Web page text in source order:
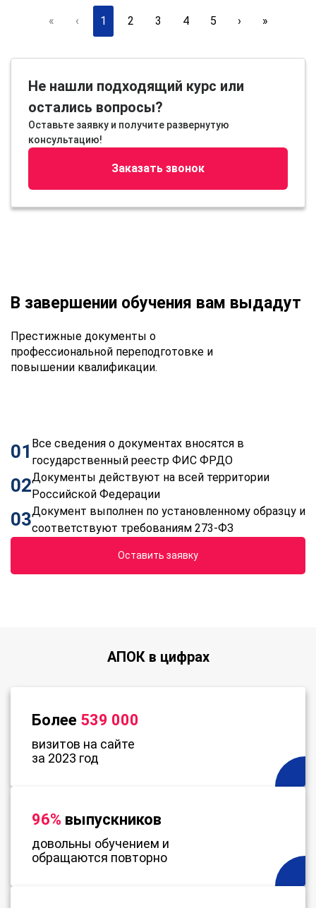
« ‹ 1 2 3 4 5 › »
Не нашли подходящий курс или
остались вопросы?
Оставьте заявку и получите развернутую
консультацию!
Заказать звонок
В завершении обучения вам выдадут
Престижные документы о
профессиональной переподготовке и
повышении квалификации.
01 Все сведения о документах вносятся в
государственный реестр ФИС ФРДО
02Документы действуют на всей территории
Российской Федерации
03Документ выполнен по установленному образцу и
соответствуют требованиям 273-ФЗ
Оставить заявку
АПОК в цифрах
Более 539 000
визитов на сайте
за 2023 год
96% выпускников
довольны обучением и
обращаются повторно